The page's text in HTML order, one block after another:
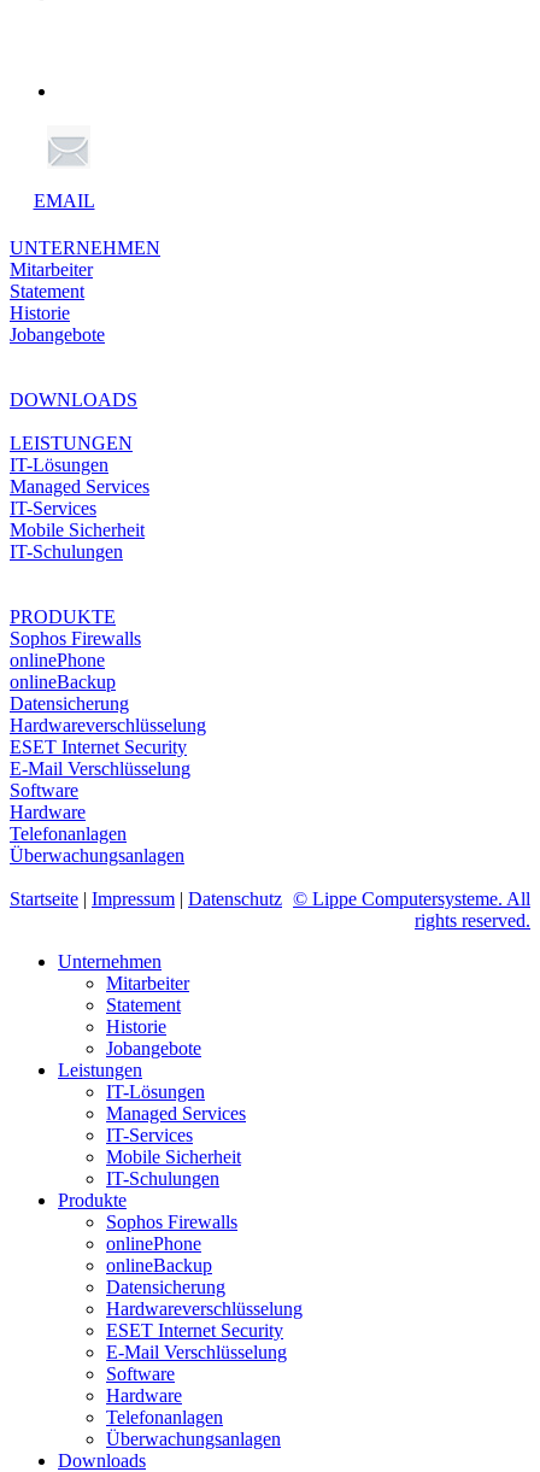
EMAIL
UNTERNEHMEN
Mitarbeiter
Statement
Historie
Jobangebote
DOWNLOADS
LEISTUNGEN
IT-Lösungen
Managed Services
IT-Services
Mobile Sicherheit
IT-Schulungen
PRODUKTE
Sophos Firewalls
onlinePhone
onlineBackup
Datensicherung
Hardwareverschlüsselung
ESET Internet Security
E-Mail Verschlüsselung
Software
Hardware
Telefonanlagen
Überwachungsanlagen
Startseite | Impressum | Datenschutz © Lippe Computersysteme. All
rights reserved.
Unternehmen
Mitarbeiter
Statement
Historie
Jobangebote
Leistungen
IT-Lösungen
Managed Services
IT-Services
Mobile Sicherheit
IT-Schulungen
Produkte
Sophos Firewalls
onlinePhone
onlineBackup
Datensicherung
Hardwareverschlüsselung
ESET Internet Security
E-Mail Verschlüsselung
Software
Hardware
Telefonanlagen
Überwachungsanlagen
Downloads